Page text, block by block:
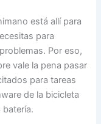
está allí para
para
Por eso,
vale la pena pasar
para tareas
de la bicicleta
batería.